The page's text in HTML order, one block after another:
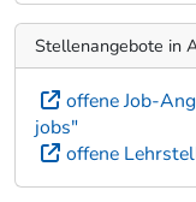
Stellenangebote in
offene Job-
jobs"
offene